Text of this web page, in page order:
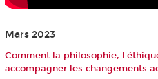
Mars 2023
Comment la philosophie,
accompagner les changements